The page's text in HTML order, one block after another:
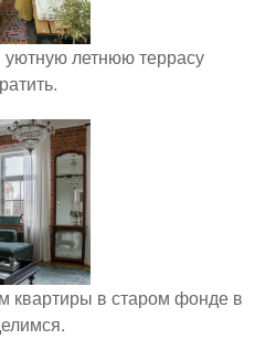
летнюю террасу
квартиры в старом фонде в